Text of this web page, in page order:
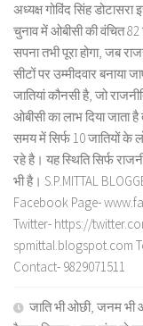
अध्यक्ष गोविंद सिंह डोटासरा
चुनाव में ओबीसी की वंचित 82
सपना तभी पूरा होगा, जब
सीटों पर उम्मीदवार बनाया
जातियां कौनसी है, जो
ओबीसी का लाभ दिया जाता
समय में सिर्फ 10 जातियों के
रहे है। यह स्थिति सिर्फ
भी है। S.P.MITTAL
Facebook Page-
Twitter- https://
spmittal.blogspot.com
Contact- 9829071511
जाति भी ओछी, जनम भी